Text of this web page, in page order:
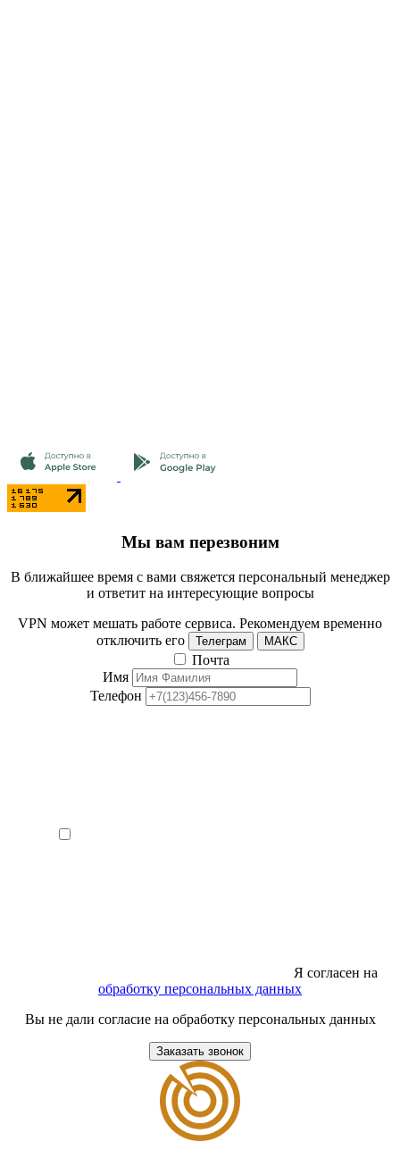
Мы вам перезвоним
В ближайшее время с вами свяжется персональный менеджер
и ответит на интересующие вопросы
VPN может мешать работе сервиса. Рекомендуем временно
отключить его
Телеграм МАКС
Почта
Имя
Телефон
Я согласен на
обработку персональных данных
Вы не дали согласие на обработку персональных данных
Заказать звонок